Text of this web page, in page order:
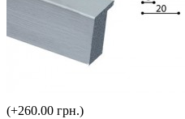
(+260.00 грн.)